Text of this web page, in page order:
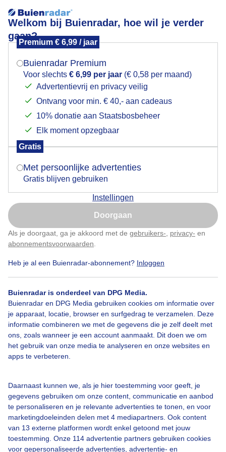
Welkom bij Buienradar, hoe wil je verder
gaan?
Premium € 6,99 / jaar
Buienradar Premium
Voor slechts € 6,99 per jaar (€ 0,58 per maand)
Advertentievrij en privacy veilig
Ontvang voor min. € 40,- aan cadeaus
10% donatie aan Staatsbosbeheer
Elk moment opzegbaar
Gratis
Met persoonlijke advertenties
Gratis blijven gebruiken
Instellingen
Doorgaan
Als je doorgaat, ga je akkoord met de gebruikers- privacy- en
abonnementsvoorwaarden
Heb je al een Buienradar-abonnement? Inloggen
Buienradar is onderdeel van DPG Media.
Buienradar en DPG Media gebruiken cookies om informatie over
je apparaat, locatie, browser en surfgedrag te verzamelen. Deze
informatie combineren we met de gegevens die je zelf deelt met
ons, zoals wanneer je een account aanmaakt. Dit doen we om
het gebruik van onze media te analyseren en onze websites en
apps te verbeteren.
Daarnaast kunnen we, als je hier toestemming voor geeft, je
gegevens gebruiken om onze content, communicatie en aanbod
te personaliseren en je relevante advertenties te tonen, en voor
marketingdoeleinden delen met 4 mediapartners. Ook content
van 13 externe platformen wordt enkel getoond met jouw
toestemming. Onze 114 advertentie partners gebruiken cookies
voor gepersonaliseerde advertenties, advertentie- en
stemmen
Een moment geduld aub...
Populaire categorieën
Lente
Zomer
Over Buienradar
Bedrijfsgegevens
Veelgestelde vragen
Contact
Toegankelijkheid
Buienradar Team
Privacy beleid
Cookie beleid
Privacy instellingen
Mogen we je locatie gebruiken voor het
Indien je hier nog geen akkoord op hebt gegeven,
verschijnt er zo een pop-up uit je browser waarin
Is goed, toon de popup
Nu niet, misschien later
Klik hierom dit aan te passen